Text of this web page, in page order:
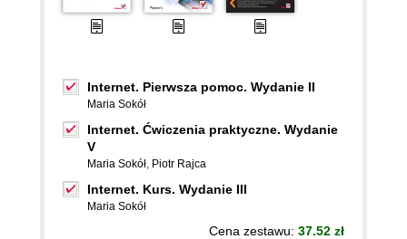
Internet. Pierwsza pomoc. Wydanie II
Maria Sokół
Internet. Ćwiczenia praktyczne. Wydanie
V
Maria Sokół, Piotr Rajca
Internet. Kurs. Wydanie III
Maria Sokół
Cena zestawu: 37.52 zł